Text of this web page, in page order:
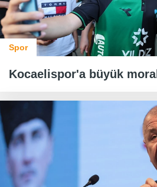
Spor
Kocaelispor'a büyük moral